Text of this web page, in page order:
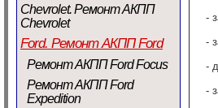
Chevrolet. Ремонт АКПП
Chevrolet
Ford. Ремонт АКПП Ford
Ремонт АКПП Ford Focus
Ремонт АКПП Ford
Expedition
-
-
-
-